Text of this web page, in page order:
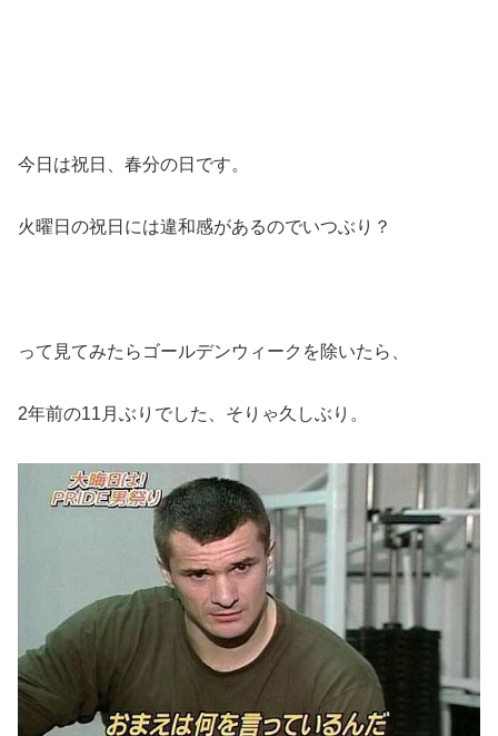
今日は祝日、春分の日です。
火曜日の祝日には違和感があるのでいつぶり？
って見てみたらゴールデンウィークを除いたら、
2年前の11月ぶりでした、そりゃ久しぶり。